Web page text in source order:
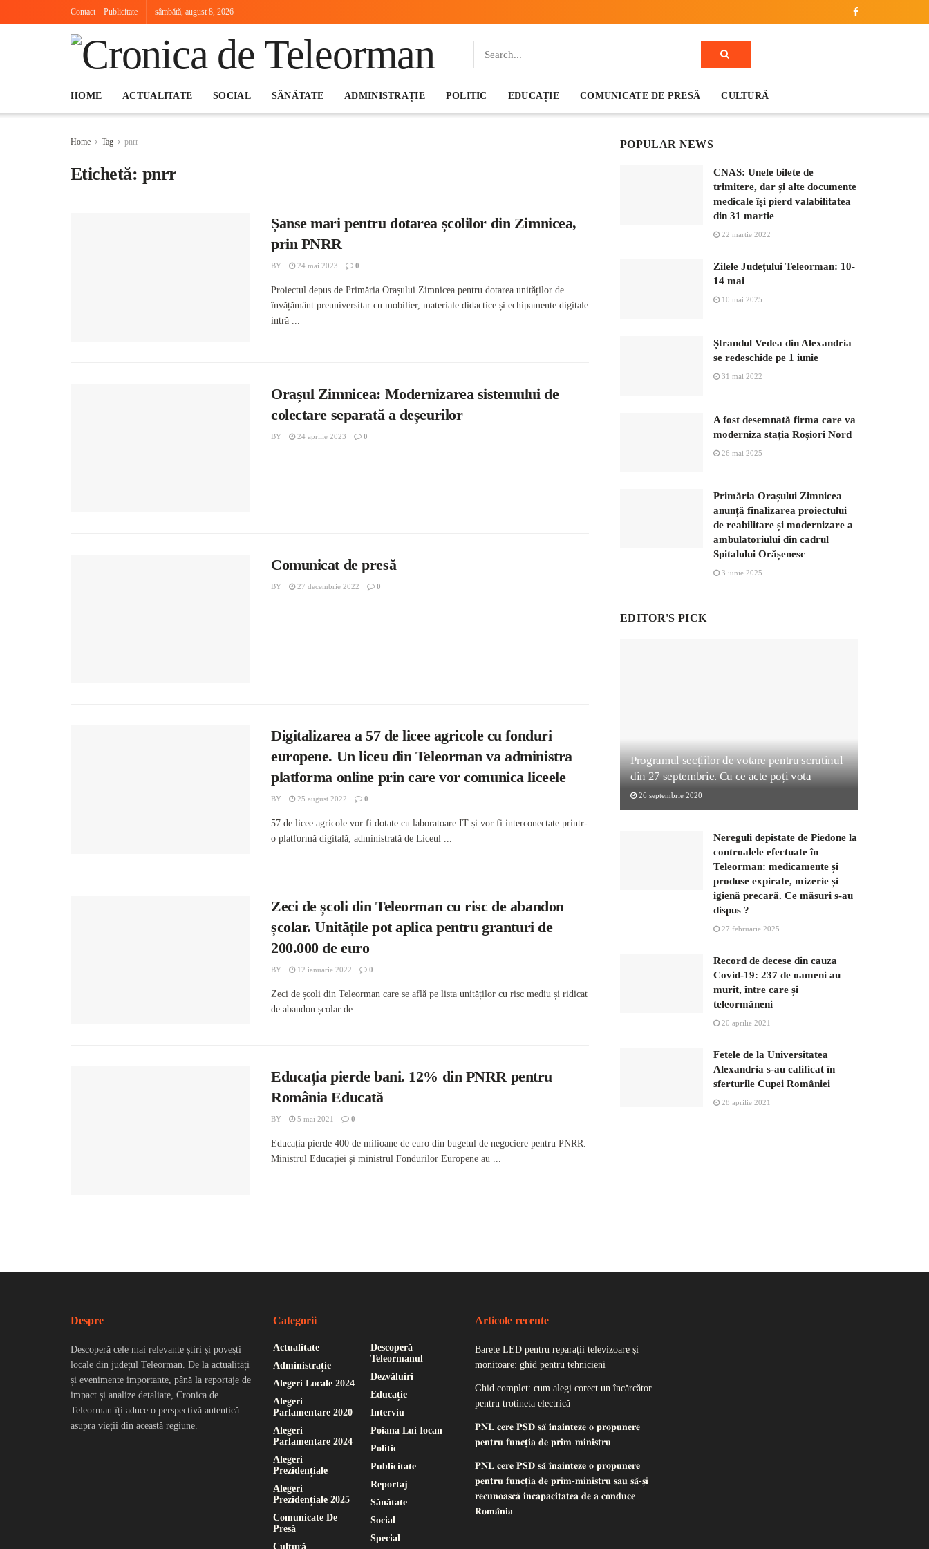
Contact Publicitate sâmbătă, august 8, 2026
HOME ACTUALITATE SOCIAL SĂNĂTATE ADMINISTRAȚIE POLITIC EDUCAȚIE COMUNICATE DE PRESĂ CULTURĂ
Home Tag pnrr
Etichetă: pnrr
Șanse mari pentru dotarea școlilor din Zimnicea,
prin PNRR
BY 24 mai 2023 0
Proiectul depus de Primăria Orașului Zimnicea pentru dotarea unităților de
învățământ preuniversitar cu mobilier, materiale didactice și echipamente digitale
intră ...
Orașul Zimnicea: Modernizarea sistemului de
colectare separată a deșeurilor
BY 24 aprilie 2023 0
Comunicat de presă
BY 27 decembrie 2022 0
Digitalizarea a 57 de licee agricole cu fonduri
europene. Un liceu din Teleorman va administra
platforma online prin care vor comunica liceele
BY 25 august 2022 0
57 de licee agricole vor fi dotate cu laboratoare IT și vor fi interconectate printr-
o platformă digitală, administrată de Liceul ...
Zeci de școli din Teleorman cu risc de abandon
școlar. Unitățile pot aplica pentru granturi de
200.000 de euro
BY 12 ianuarie 2022 0
Zeci de școli din Teleorman care se află pe lista unităților cu risc mediu și ridicat
de abandon școlar de ...
Educația pierde bani. 12% din PNRR pentru
România Educată
BY 5 mai 2021 0
Educația pierde 400 de milioane de euro din bugetul de negociere pentru PNRR.
Ministrul Educației și ministrul Fondurilor Europene au ...
POPULAR NEWS
CNAS: Unele bilete de
trimitere, dar și alte documente
medicale își pierd valabilitatea
din 31 martie
22 martie 2022
Zilele Județului Teleorman: 10-
14 mai
10 mai 2025
Ștrandul Vedea din Alexandria
se redeschide pe 1 iunie
31 mai 2022
A fost desemnată firma care va
moderniza stația Roșiori Nord
26 mai 2025
Primăria Orașului Zimnicea
anunță finalizarea proiectului
de reabilitare și modernizare a
ambulatoriului din cadrul
Spitalului Orășenesc
3 iunie 2025
EDITOR'S PICK
Programul secțiilor de votare pentru scrutinul
din 27 septembrie. Cu ce acte poți vota
26 septembrie 2020
Nereguli depistate de Piedone la
controalele efectuate în
Teleorman: medicamente și
produse expirate, mizerie și
igienă precară. Ce măsuri s-au
dispus ?
27 februarie 2025
Record de decese din cauza
Covid-19: 237 de oameni au
murit, între care și
teleormăneni
20 aprilie 2021
Fetele de la Universitatea
Alexandria s-au calificat în
sferturile Cupei României
28 aprilie 2021
Despre
Descoperă cele mai relevante știri și povești
locale din județul Teleorman. De la actualități
și evenimente importante, până la reportaje de
impact și analize detaliate, Cronica de
Teleorman îți aduce o perspectivă autentică
asupra vieții din această regiune.
Categorii
Actualitate
Administrație
Alegeri Locale 2024
Alegeri
Parlamentare 2020
Alegeri
Parlamentare 2024
Alegeri
Prezidențiale
Alegeri
Prezidențiale 2025
Comunicate De
Presă
Cultură
Descoperă
Teleormanul
Dezvăluiri
Educație
Interviu
Poiana Lui Iocan
Politic
Publicitate
Reportaj
Sănătate
Social
Special
Articole recente
Barete LED pentru reparații televizoare și
monitoare: ghid pentru tehnicieni
Ghid complet: cum alegi corect un încărcător
pentru trotineta electrică
𝐏𝐍𝐋 𝐜𝐞𝐫𝐞 𝐏𝐒𝐃 𝐬𝐚̆ 𝐢̂𝐧𝐚𝐢𝐧𝐭𝐞𝐳𝐞 𝐨 𝐩𝐫𝐨𝐩𝐮𝐧𝐞𝐫𝐞
𝐩𝐞𝐧𝐭𝐫𝐮 𝐟𝐮𝐧𝐜𝐭̦𝐢𝐚 𝐝𝐞 𝐩𝐫𝐢𝐦-𝐦𝐢𝐧𝐢𝐬𝐭𝐫𝐮
𝐏𝐍𝐋 𝐜𝐞𝐫𝐞 𝐏𝐒𝐃 𝐬𝐚̆ 𝐢̂𝐧𝐚𝐢𝐧𝐭𝐞𝐳𝐞 𝐨 𝐩𝐫𝐨𝐩𝐮𝐧𝐞𝐫𝐞
𝐩𝐞𝐧𝐭𝐫𝐮 𝐟𝐮𝐧𝐜𝐭̦𝐢𝐚 𝐝𝐞 𝐩𝐫𝐢𝐦-𝐦𝐢𝐧𝐢𝐬𝐭𝐫𝐮 𝐬𝐚𝐮 𝐬𝐚̆-𝐬̦𝐢
𝐫𝐞𝐜𝐮𝐧𝐨𝐚𝐬𝐜𝐚̆ 𝐢𝐧𝐜𝐚𝐩𝐚𝐜𝐢𝐭𝐚𝐭𝐞𝐚 𝐝𝐞 𝐚 𝐜𝐨𝐧𝐝𝐮𝐜𝐞
𝐑𝐨𝐦𝐚̂𝐧𝐢𝐚